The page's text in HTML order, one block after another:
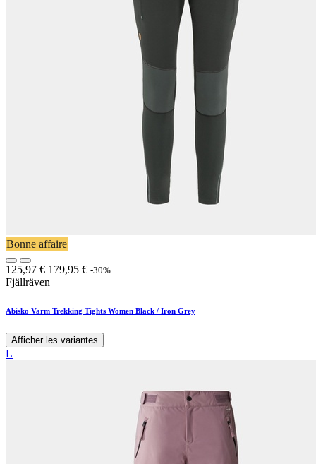
Bonne affaire
125,97 € 179,95€ -30%
Fjällräven
Abisko Varm Trekking Tights Women Black / Iron Grey
Afficher les variantes
L